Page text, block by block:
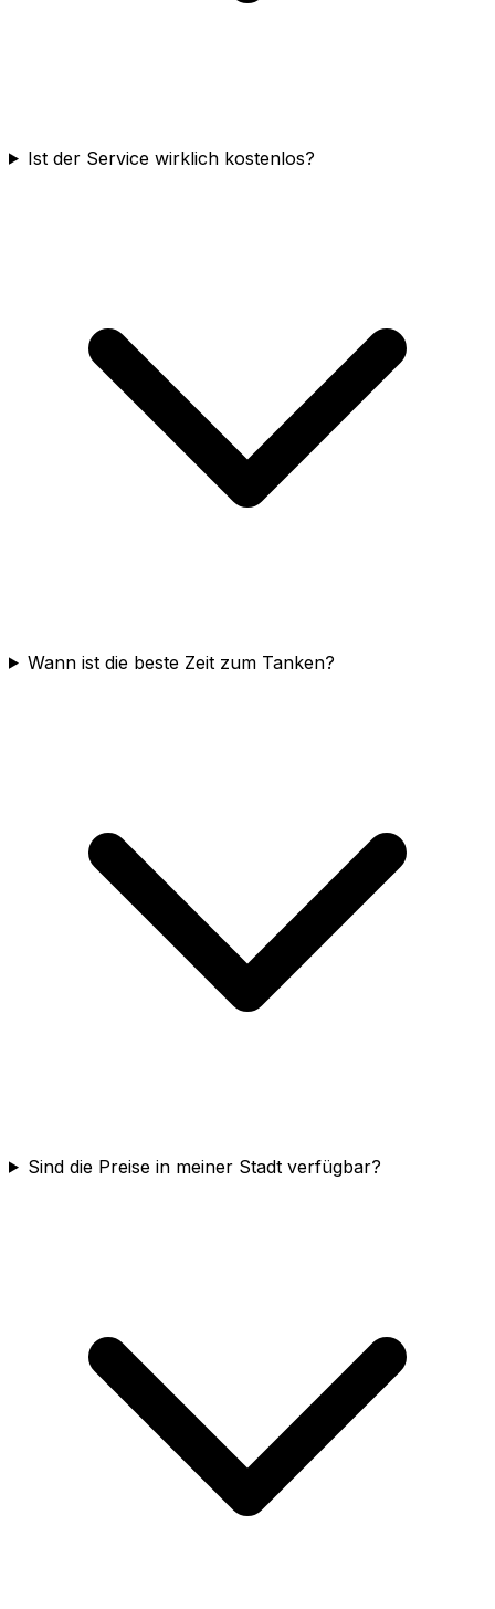
Ist der Service wirklich kostenlos?
Wann ist die beste Zeit zum Tanken?
Sind die Preise in meiner Stadt verfügbar?